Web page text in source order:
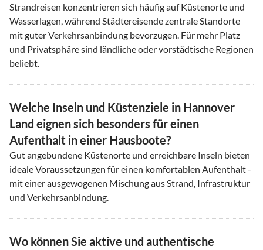
Strandreisen konzentrieren sich häufig auf Küstenorte und
Wasserlagen, während Städtereisende zentrale Standorte
mit guter Verkehrsanbindung bevorzugen. Für mehr Platz
und Privatsphäre sind ländliche oder vorstädtische Regionen
beliebt.
Welche Inseln und Küstenziele in Hannover
Land eignen sich besonders für einen
Aufenthalt in einer Hausboote?
Gut angebundene Küstenorte und erreichbare Inseln bieten
ideale Voraussetzungen für einen komfortablen Aufenthalt -
mit einer ausgewogenen Mischung aus Strand, Infrastruktur
und Verkehrsanbindung.
Wo können Sie aktive und authentische